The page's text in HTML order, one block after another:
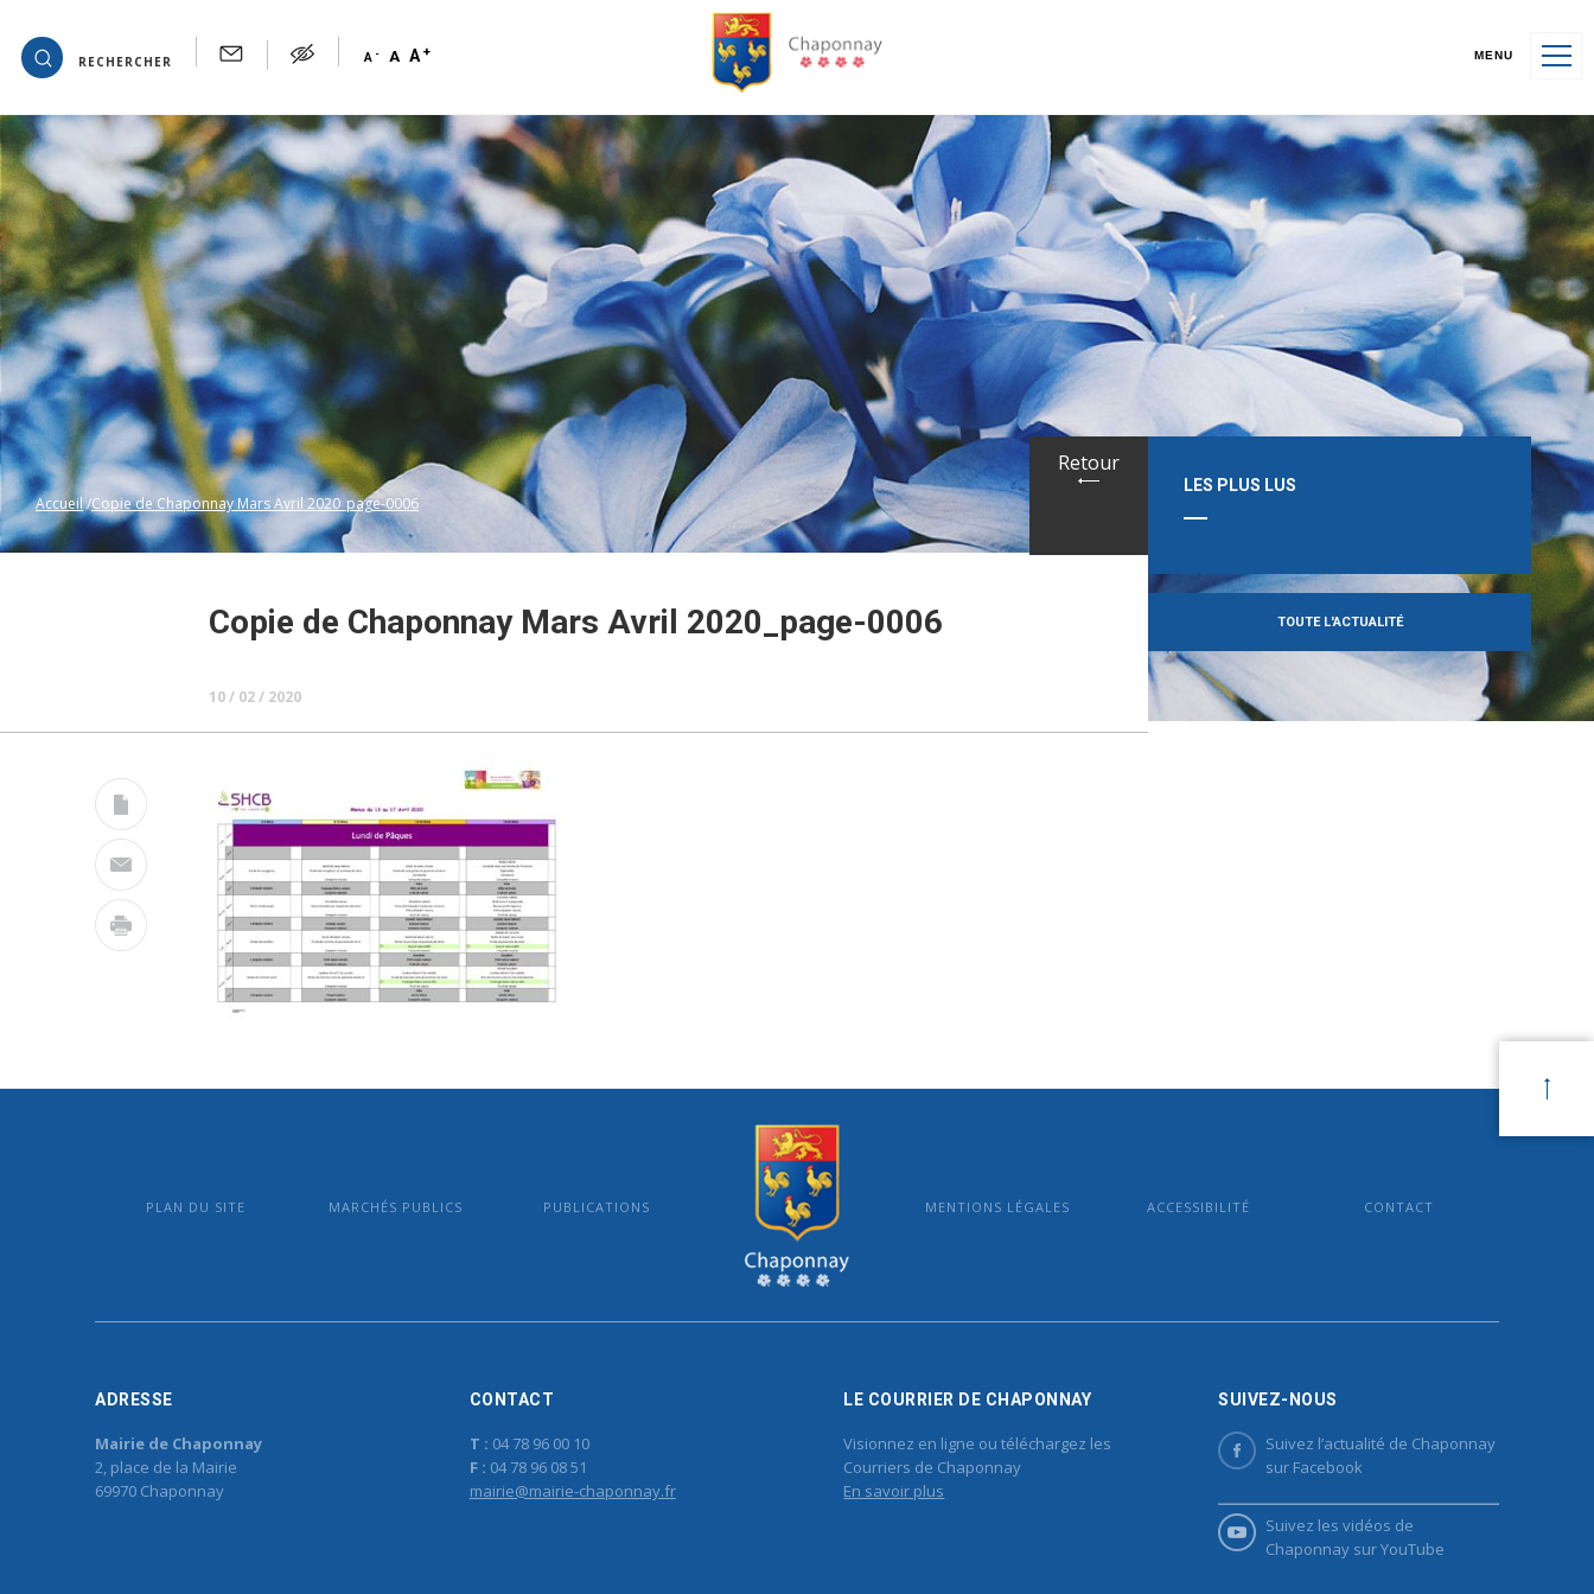
RECHERCHER A - A A+ MENU
Accueil Copie de Chaponnay Mars Avril 2020_page-0006
Copie de Chaponnay Mars Avril 2020_page-0006
10 / 02 / 2020
Retour
LES PLUS LUS
TOUTE L'ACTUALITÉ
PLAN DU SITE MARCHÉS PUBLICS PUBLICATIONS MENTIONS LÉGALES ACCESSIBILITÉ CONTACT
ADRESSE
Mairie de Chaponnay
2, place de la Mairie
69970 Chaponnay
CONTACT
T : 04 78 96 00 10
F : 04 78 96 08 51
mairie@mairie-chaponnay.fr
LE COURRIER DE CHAPONNAY
Visionnez en ligne ou téléchargez les
Courriers de Chaponnay
En savoir plus
SUIVEZ-NOUS
Suivez l’actualité de Chaponnay
sur Facebook
Suivez les vidéos de
Chaponnay sur YouTube